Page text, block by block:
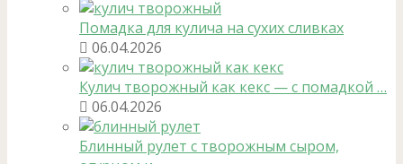
Помадка для кулича на сухих сливках
06.04.2026
Кулич творожный как кекс — с помадкой …
06.04.2026
Блинный рулет с творожным сыром,